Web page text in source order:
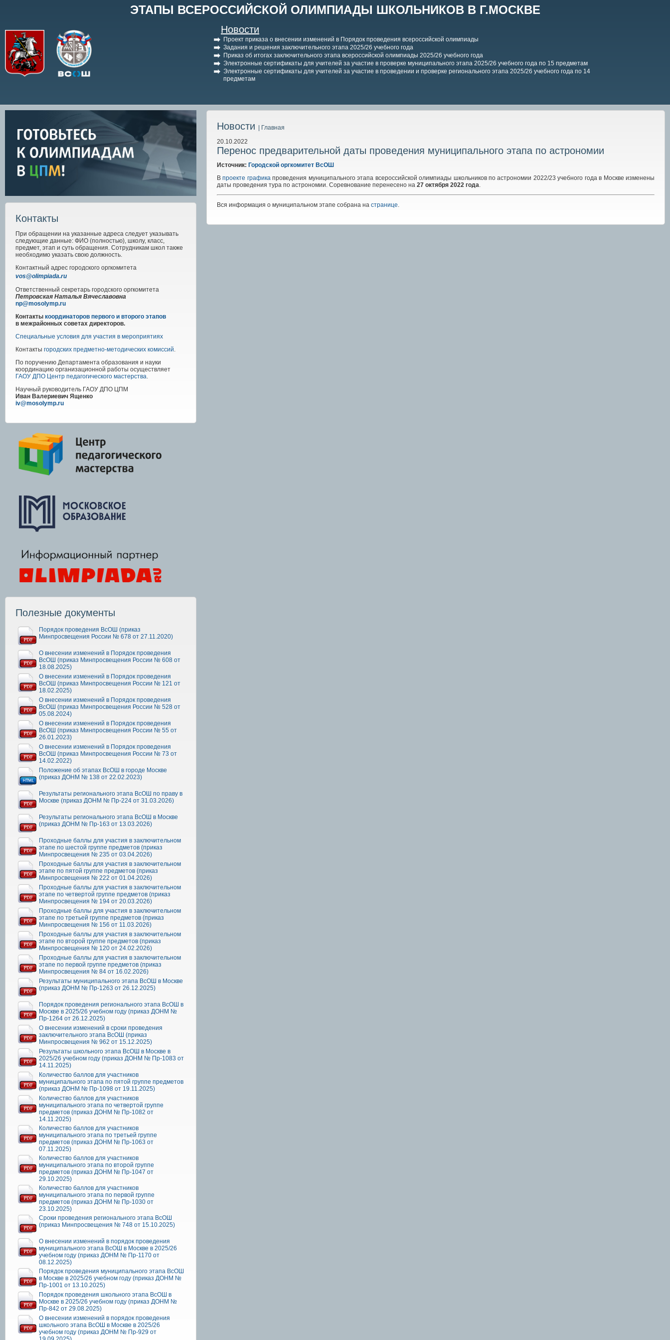
ЭТАПЫ ВСЕРОССИЙСКОЙ ОЛИМПИАДЫ ШКОЛЬНИКОВ В Г.МОСКВЕ
Новости
Проект приказа о внесении изменений в Порядок проведения всероссийской олимпиады
Задания и решения заключительного этапа 2025/26 учебного года
Приказ об итогах заключительного этапа всероссийской олимпиады 2025/26 учебного года
Электронные сертификаты для учителей за участие в проверке муниципального этапа 2025/26 учебного года по 15 предметам
Электронные сертификаты для учителей за участие в проведении и проверке регионального этапа 2025/26 учебного года по 14
предметам
Контакты
При обращении на указанные адреса следует указывать
следующие данные: ФИО (полностью), школу, класс,
предмет, этап и суть обращения. Сотрудникам школ также
необходимо указать свою должность.
Контактный адрес городского оргкомитета
vos@olimpiada.ru
Ответственный секретарь городского оргкомитета
Петровская Наталья Вячеславовна
np@mosolymp.ru
Контакты координаторов первого и второго этапов
в межрайонных советах директоров.
Специальные условия для участия в мероприятиях
Контакты городских предметно-методических комиссий.
По поручению Департамента образования и науки
координацию организационной работы осуществляет
ГАОУ ДПО Центр педагогического мастерства.
Научный руководитель ГАОУ ДПО ЦПМ
Иван Валериевич Ященко
iv@mosolymp.ru
Полезные документы
Порядок проведения ВсОШ (приказ
Минпросвещения России № 678 от 27.11.2020)
О внесении изменений в Порядок проведения
ВсОШ (приказ Минпросвещения России № 608 от
18.08.2025)
О внесении изменений в Порядок проведения
ВсОШ (приказ Минпросвещения России № 121 от
18.02.2025)
О внесении изменений в Порядок проведения
ВсОШ (приказ Минпросвещения России № 528 от
05.08.2024)
О внесении изменений в Порядок проведения
ВсОШ (приказ Минпросвещения России № 55 от
26.01.2023)
О внесении изменений в Порядок проведения
ВсОШ (приказ Минпросвещения России № 73 от
14.02.2022)
Положение об этапах ВсОШ в городе Москве
(приказ ДОНМ № 138 от 22.02.2023)
Результаты регионального этапа ВсОШ по праву в
Москве (приказ ДОНМ № Пр-224 от 31.03.2026)
Результаты регионального этапа ВсОШ в Москве
(приказ ДОНМ № Пр-163 от 13.03.2026)
Проходные баллы для участия в заключительном
этапе по шестой группе предметов (приказ
Минпросвещения № 235 от 03.04.2026)
Проходные баллы для участия в заключительном
этапе по пятой группе предметов (приказ
Минпросвещения № 222 от 01.04.2026)
Проходные баллы для участия в заключительном
этапе по четвертой группе предметов (приказ
Минпросвещения № 194 от 20.03.2026)
Проходные баллы для участия в заключительном
этапе по третьей группе предметов (приказ
Минпросвещения № 156 от 11.03.2026)
Проходные баллы для участия в заключительном
этапе по второй группе предметов (приказ
Минпросвещения № 120 от 24.02.2026)
Проходные баллы для участия в заключительном
этапе по первой группе предметов (приказ
Минпросвещения № 84 от 16.02.2026)
Результаты муниципального этапа ВсОШ в Москве
(приказ ДОНМ № Пр-1263 от 26.12.2025)
Порядок проведения регионального этапа ВсОШ в
Москве в 2025/26 учебном году (приказ ДОНМ №
Пр-1264 от 26.12.2025)
О внесении изменений в сроки проведения
заключительного этапа ВсОШ (приказ
Минпросвещения № 962 от 15.12.2025)
Результаты школьного этапа ВсОШ в Москве в
2025/26 учебном году (приказ ДОНМ № Пр-1083 от
14.11.2025)
Количество баллов для участников
муниципального этапа по пятой группе предметов
(приказ ДОНМ № Пр-1098 от 19.11.2025)
Количество баллов для участников
муниципального этапа по четвертой группе
предметов (приказ ДОНМ № Пр-1082 от
14.11.2025)
Количество баллов для участников
муниципального этапа по третьей группе
предметов (приказ ДОНМ № Пр-1063 от
07.11.2025)
Количество баллов для участников
муниципального этапа по второй группе
предметов (приказ ДОНМ № Пр-1047 от
29.10.2025)
Количество баллов для участников
муниципального этапа по первой группе
предметов (приказ ДОНМ № Пр-1030 от
23.10.2025)
Сроки проведения регионального этапа ВсОШ
(приказ Минпросвещения № 748 от 15.10.2025)
О внесении изменений в порядок проведения
муниципального этапа ВсОШ в Москве в 2025/26
учебном году (приказ ДОНМ № Пр-1170 от
08.12.2025)
Порядок проведения муниципального этапа ВсОШ
в Москве в 2025/26 учебном году (приказ ДОНМ №
Пр-1001 от 13.10.2025)
Порядок проведения школьного этапа ВсОШ в
Москве в 2025/26 учебном году (приказ ДОНМ №
Пр-842 от 29.08.2025)
О внесении изменений в порядок проведения
школьного этапа ВсОШ в Москве в 2025/26
учебном году (приказ ДОНМ № Пр-929 от
Новости
| Главная
20.10.2022
Перенос предварительной даты проведения муниципального этапа по астрономии
Источник: Городской оргкомитет ВсОШ
Впроекте графикапроведения муниципального этапа всероссийской олимпиады школьников по астрономии 2022/23 учебного года в Москве изменены
даты проведения тура по астрономии. Соревнование перенесено на 27 октября 2022 года.
Вся информация о муниципальном этапе собрана на странице.